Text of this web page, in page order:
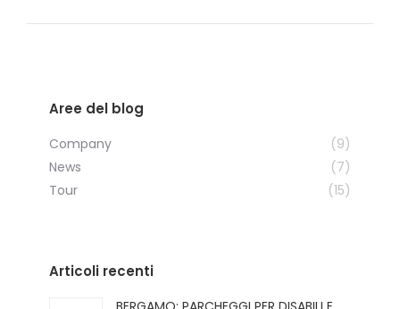
Aree del blog
Company
(9)
News
(7)
Tour
(15)
Articoli recenti